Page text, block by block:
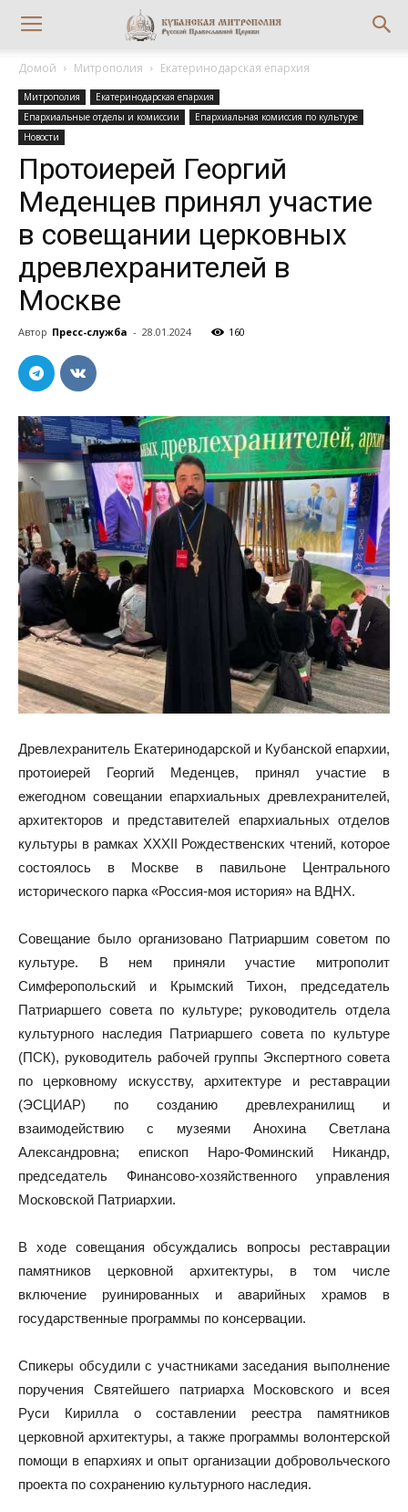
Домой Митрополия Екатеринодарская епархия
Митрополия
Екатеринодарская епархия
Епархиальные отделы и комиссии
Епархиальная комиссия по культуре
Новости
Протоиерей Георгий
Меденцев принял участие
в совещании церковных
древлехранителей в
Москве
Автор Пресс-служба - 28.01.2024 160
Древлехранитель Екатеринодарской и Кубанской епархии,
протоиерей Георгий Меденцев, принял участие в
ежегодном совещании епархиальных древлехранителей,
архитекторов и представителей епархиальных отделов
культуры в рамках XXXII Рождественских чтений, которое
состоялось в Москве в павильоне Центрального
исторического парка «Россия-моя история» на ВДНХ.
Совещание было организовано Патриаршим советом по
культуре. В нем приняли участие митрополит
Симферопольский и Крымский Тихон, председатель
Патриаршего совета по культуре; руководитель отдела
культурного наследия Патриаршего совета по культуре
(ПСК), руководитель рабочей группы Экспертного совета
по церковному искусству, архитектуре и реставрации
(ЭСЦИАР) по созданию древлехранилищ и
взаимодействию с музеями Анохина Светлана
Александровна; епископ Наро-Фоминский Никандр,
председатель Финансово-хозяйственного управления
Московской Патриархии.
В ходе совещания обсуждались вопросы реставрации
памятников церковной архитектуры, в том числе
включение руинированных и аварийных храмов в
государственные программы по консервации.
Спикеры обсудили с участниками заседания выполнение
поручения Святейшего патриарха Московского и всея
Руси Кирилла о составлении реестра памятников
церковной архитектуры, а также программы волонтерской
помощи в епархиях и опыт организации добровольческого
проекта по сохранению культурного наследия.